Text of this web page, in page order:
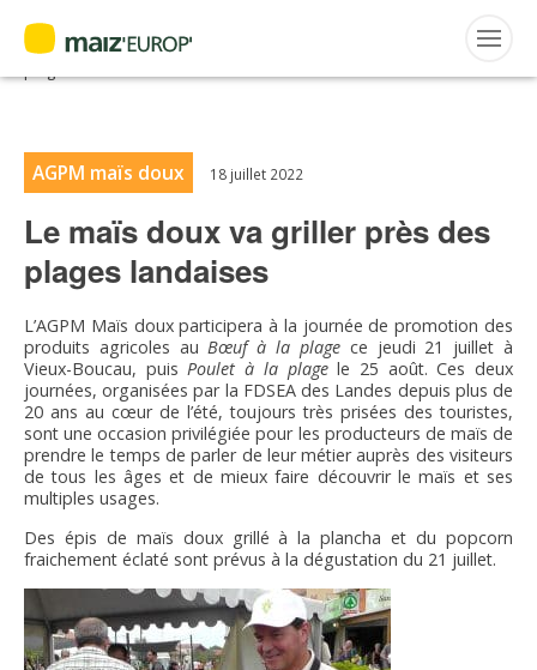
MAIZ’EUROP’
AGPM
CERTIFICATION CE2+
AGPM MAÏS DOUX
AGPM MAÏS SEMENCE
FNPSMS
CEPM
ACTUALITÉS
Accueil >Maiz'Europ'>
Le maïs doux va griller près des
AGPM maïs doux 18 juillet 2022
Le maïs doux va griller près des
plages landaises
L’AGPM Maïs doux participera à la journée de promotion des
produits agricoles au Bœuf à la plagece jeudi 21 juillet à
Vieux-Boucau, puis Poulet à la plagele 25 août. Ces deux
journées, organisées par la FDSEA des Landes depuis plus de
20 ans au cœur de l’été, toujours très prisées des touristes,
sont une occasion privilégiée pour les producteurs de maïs de
prendre le temps de parler de leur métier auprès des visiteurs
de tous les âges et de mieux faire découvrir le maïs et ses
multiples usages.
Des épis de maïs doux grillé à la plancha et du popcorn
fraichement éclaté sont prévus à la dégustation du 21 juillet.